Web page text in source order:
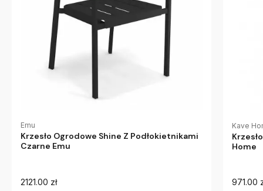
Emu
Krzesło Ogrodowe Shine Z Podłokietnikami
Czarne Emu
2121.00 zł
Kave
Home
971.00